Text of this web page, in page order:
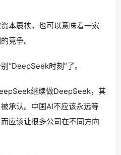
本裹挟，也可以意味着一家
竞争。
“DeepSeek时刻”了。
继续做DeepSeek，其
承认。中国AI不应该永远等
应该让很多公司在不同方向